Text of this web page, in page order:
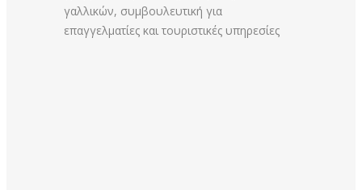
γαλλικών, συμβουλευτική για
επαγγελματίες και τουριστικές υπηρεσίες